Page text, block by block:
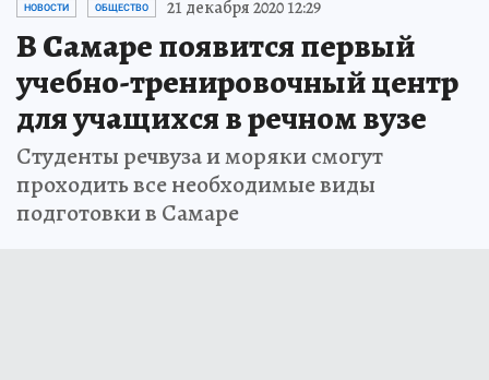
НОВОСТИ ОБЩЕСТВО 21 декабря 2020 12:29
В Самаре появится первый
учебно-тренировочный центр
для учащихся в речном вузе
Студенты речвуза и моряки смогут
проходить все необходимые виды
подготовки в Самаре